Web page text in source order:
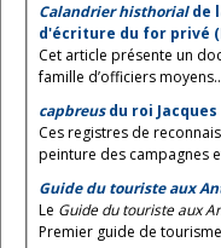
Calandrier histhorialde
d'écriture du for privé
Cet article présente un
famille d’officiers
capbreusdu roi Jacques
Ces registres de
peinture des campagnes
Guide du touriste aux
Le Guide du touriste aux
Premier guide de